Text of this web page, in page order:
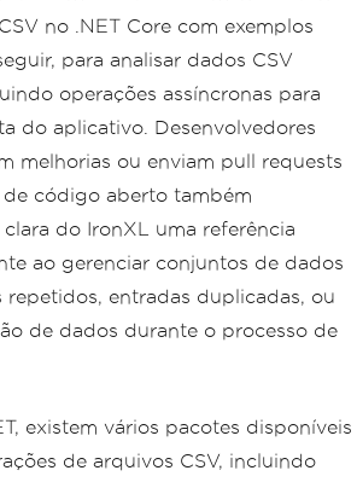
no .NET Core com exemplos
para analisar dados CSV
operações assíncronas para
do aplicativo. Desenvolvedores
melhorias ou enviam pull requests
código aberto também
do IronXL uma referência
ao gerenciar conjuntos de dados
repetidos, entradas duplicadas, ou
de dados durante o processo de
existem vários pacotes disponíveis
de arquivos CSV, incluindo